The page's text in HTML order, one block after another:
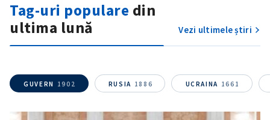
Tag-uri populare din
ultima lună
Vezi ultimele știri
GUVERN 1902 RUSIA 1886 UCRAINA 1661